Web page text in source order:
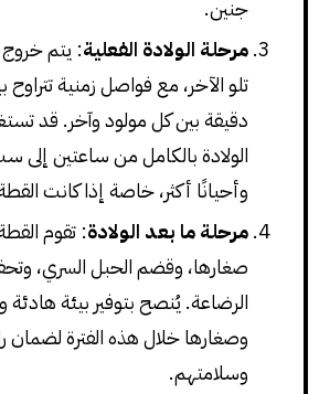
جنين.
مرحلة الولادة الفعلية: يتم خروج
دقيقة بين كل مولود وآخر. قد
الولادة بالكامل من ساعتين إلى
وأحيانًا أكثر، خاصة إذا كانت
مرحلة ما بعد الولادة: تقوم
صغارها، وقضم الحبل السري،
الرضاعة. يُنصح بتوفير بيئة هادئة
وصغارها خلال هذه الفترة لضمان
وسلامتهم.